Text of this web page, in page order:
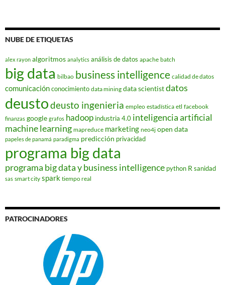
NUBE DE ETIQUETAS
alex rayon algoritmos analytics análisis de datos apache batch
big data bilbao business intelligence calidad de datos
comunicaciónconocimiento data mining data scientistdatos
deustodeusto ingenieria empleo estadística etl facebook
finanzas google grafos hadoop industria 4.0 inteligencia artificial
machine learning mapreduce marketing neo4j open data
papeles de panamá paradigma predicción privacidad
programa big data
programa big data y business intelligence python R sanidad
sas smart city spark tiempo real
PATROCINADORES